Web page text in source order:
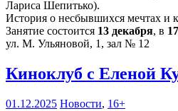
Лариса Шепитько).
История о несбывшихся мечтах и
Занятие состоится 13 декабря, в
ул. М. Ульяновой, 1, зал № 12
Киноклуб с Еленой
01.12.2025 Новости, 16+